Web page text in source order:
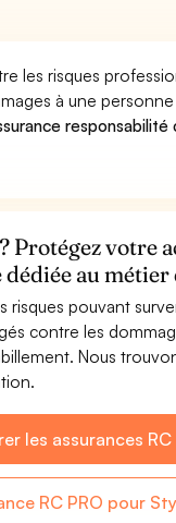
les risques
à une
responsabilité
Protégez votre
au
pouvant
contre les
Nous
les assurances RC
RC PRO pour